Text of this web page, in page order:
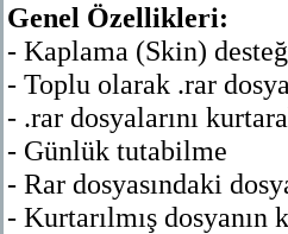
Genel Özellikleri:
- Kaplama (Skin)
- Toplu olarak .rar
- .rar dosyalarını
- Günlük tutabilme
- Rar dosyasındaki
- Kurtarılmış